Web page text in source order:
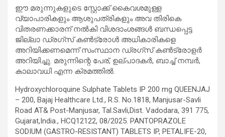
ഈ മരുന്നുകളുടെ സ്റ്റോക്ക് കൈവശമുള്ള
വ്യാപാരികളും ആശുപത്രികളും അവ തിരികെ
വിതരണക്കാരന് നൽകി വിശദാംശങ്ങൾ ബന്ധപ്പെട്ട
ജില്ലാ ഡ്രഗ്‌സ് കൺട്രോൾ അധികാരികളെ
അറിയിക്കണമെന്ന് സംസ്ഥാന ഡ്രഗ്‌സ് കൺട്രോളർ
അറിയിച്ചു. മരുന്നിന്റെ പേര്, ഉല്പാദകർ, ബാച്ച് നമ്പർ,
കാലാവധി എന്ന ക്രമത്തിൽ.
Hydroxychloroquine Sulphate Tablets IP 200 mg QUEENJAJ
– 200, Bajaj Healthcare Ltd., R.S. No.1818, Manjusar-Savli
Road AT& Post-Manjusar, Tal.Savli,Dist. Vadodara, 391 775,
Gujarat,India., HCQ12122, 08/2025. PANTOPRAZOLE
SODIUM (GASTRO-RESISTANT) TABLETS IP, PETALIFE-20,